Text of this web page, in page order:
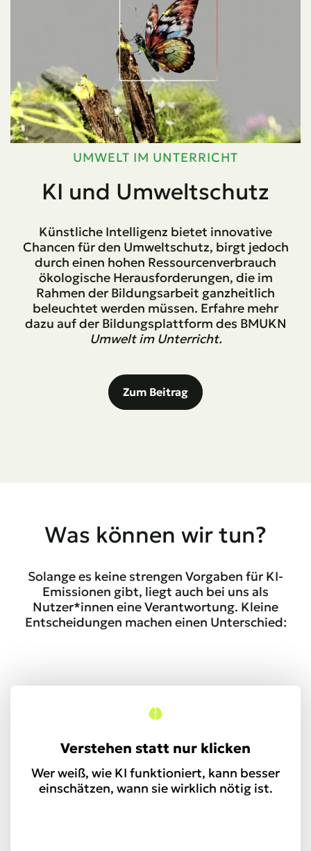
UMWELT IM UNTERRICHT
KI und Umweltschutz
Künstliche Intelligenz bietet innovative
Chancen für den Umweltschutz, birgt jedoch
durch einen hohen Ressourcenverbrauch
ökologische Herausforderungen, die im
Rahmen der Bildungsarbeit ganzheitlich
beleuchtet werden müssen. Erfahre mehr
dazu auf der Bildungsplattform des BMUKN
Umwelt im Unterricht.
Zum Beitrag
Was können wir tun?
Solange es keine strengen Vorgaben für KI-
Emissionen gibt, liegt auch bei uns als
Nutzer*innen eine Verantwortung. Kleine
Entscheidungen machen einen Unterschied:
Verstehen statt nur klicken
Wer weiß, wie KI funktioniert, kann besser
einschätzen, wann sie wirklich nötig ist.